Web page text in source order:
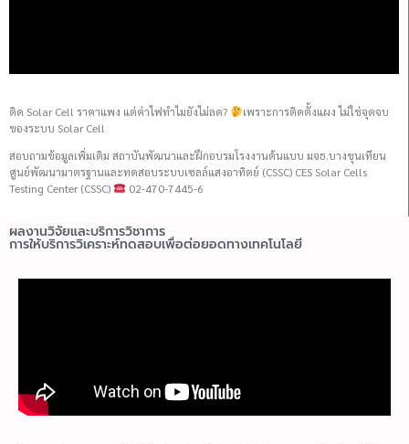
ติด Solar Cell ราคาแพง แต่ค่าไฟทำไมยังไม่ลด?
เพราะการติดตั้งแผง ไม่ใช่จุดจบ
ของระบบ Solar Cell
สอบถามข้อมูลเพิ่มเติม สถาบันพัฒนาและฝึกอบรมโรงงานต้นแบบ มจธ.บางขุนเทียน
ศูนย์พัฒนามาตรฐานและทดสอบระบบเซลล์แสงอาทิตย์ (CSSC) CES Solar Cells
Testing Center (CSSC)
02-470-7445-6
ผลงานวิจัยและบริการวิชาการ
การให้บริการวิเคราะห์ทดสอบเพื่อต่อยอดทางเทคโนโลยี